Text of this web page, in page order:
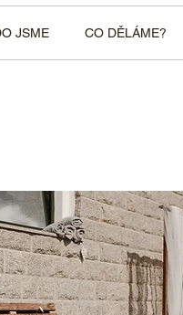
JSME CO DĚLÁME?